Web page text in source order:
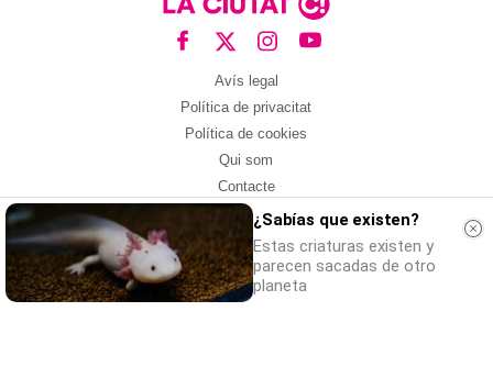
Avís legal
Política de privacitat
Política de cookies
Qui som
Contacte
Xarxes socials
Amb col·laboració de:
¿Sabías que existen?
Estas criaturas existen y
parecen sacadas de otro
planeta